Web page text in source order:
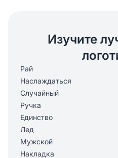
Изучите
Рай
Наслаждаться
Случайный
Ручка
Единство
Лед
Мужской
Накладка